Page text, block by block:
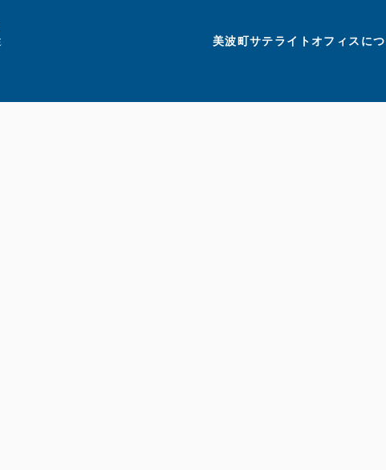
美波町サテライトオフィスに
美波町 ミナミマリンラボ
個人情